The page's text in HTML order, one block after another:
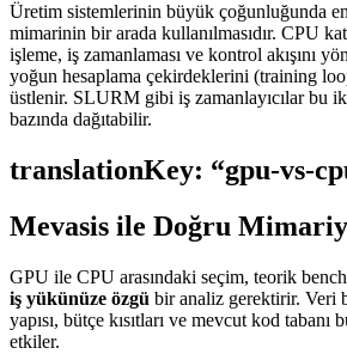
Üretim sistemlerinin büyük çoğunluğunda
mimarinin bir arada kullanılmasıdır. CPU
işleme, iş zamanlaması ve kontrol akışını
yoğun hesaplama çekirdeklerini (training
üstlenir. SLURM gibi iş zamanlayıcılar bu
bazında dağıtabilir.
translationKey: “gpu-vs-
Mevasis ile Doğru
GPU ile CPU arasındaki seçim, teorik
iş yükünüze özgü bir analiz gerektirir. Veri
yapısı, bütçe kısıtları ve mevcut kod tabanı
etkiler.